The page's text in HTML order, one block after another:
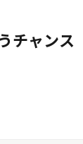
チャン